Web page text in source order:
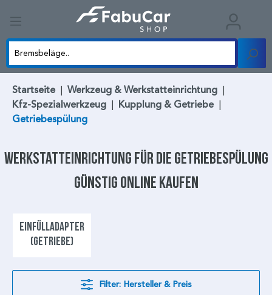
Startseite | Werkzeug & Werkstatteinrichtung |
Kfz-Spezialwerkzeug | Kupplung & Getriebe |
Getriebespülung
Werkstatteinrichtung für die Getriebespülung
günstig online kaufen
EINFÜLLADAPTER
(GETRIEBE)
Filter: Hersteller & Preis